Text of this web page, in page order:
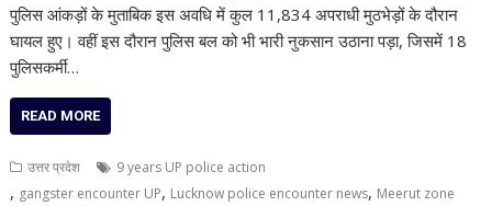
पुलिस आंकड़ों के मुताबिक इस अवधि में कुल 11,834 अपराधी मुठभेड़ों के दौरान
घायल हुए। वहीं इस दौरान पुलिस बल को भी भारी नुकसान उठाना पड़ा, जिसमें 18
पुलिसकर्मी…
READ MORE
उत्तर प्रदेश 9 years UP police action
, gangster encounter UP, Lucknow police encounter news, Meerut zone